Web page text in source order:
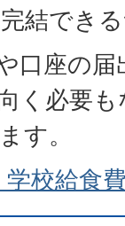
結でき
口座の
く必要
す。
校給食